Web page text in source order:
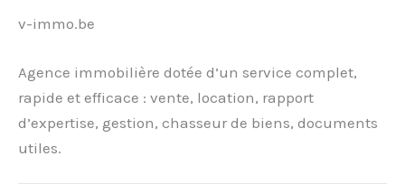
v-immo.be
Agence immobilière dotée d’un service complet,
rapide et efficace : vente, location, rapport
d’expertise, gestion, chasseur de biens, documents
utiles.